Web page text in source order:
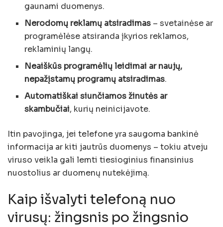
gaunami duomenys.
Nerodomų reklamų atsiradimas – svetainėse ar
programėlėse atsiranda įkyrios reklamos,
reklaminių langų.
Neaiškūs programėlių leidimai ar naujų,
nepažįstamų programų atsiradimas.
Automatiškai siunčiamos žinutės ar
skambučiai, kurių neinicijavote.
Itin pavojinga, jei telefone yra saugoma bankinė
informacija ar kiti jautrūs duomenys – tokiu atveju
viruso veikla gali lemti tiesioginius finansinius
nuostolius ar duomenų nutekėjimą.
Kaip išvalyti telefoną nuo
virusų: žingsnis po žingsnio